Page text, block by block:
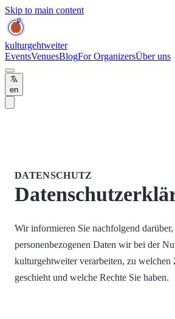
Skip to main content
kulturgehtweiter
EventsVenuesBlogFor OrganizersÜber uns
en
DATENSCHUTZ
Wir informieren Sie nachfolgend
personenbezogenen Daten wir bei der
kulturgehtweiter verarbeiten, zu welchen
geschieht und welche Rechte Sie haben.